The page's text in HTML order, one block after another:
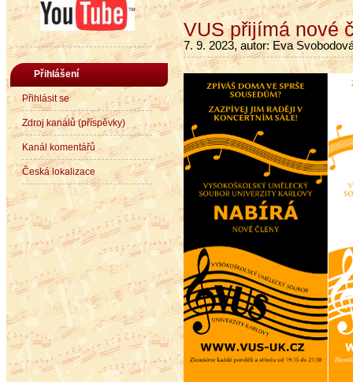
Přihlášení
Přihlásit se
Zdroj kanálů (příspěvky)
Kanál komentářů
Česká lokalizace
VUS přijímá nové
7. 9. 2023, autor: Eva